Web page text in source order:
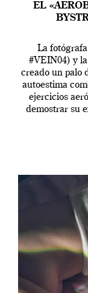
EL
La
#VEIN04) y
creado un palo
autoestima
ejercicios
demostrar su